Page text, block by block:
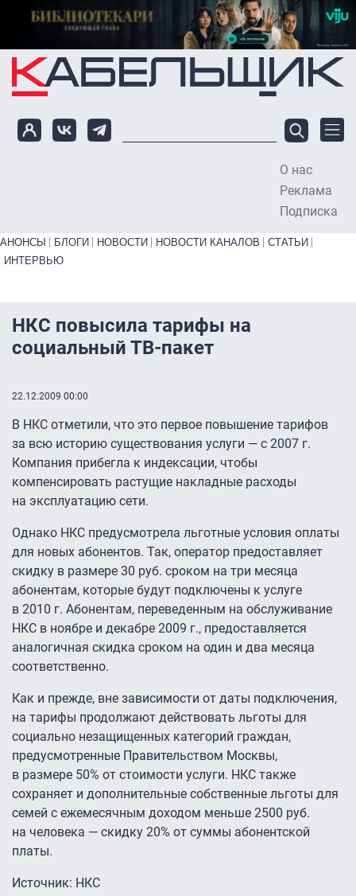
Перейти к основному содержанию
О нас
Реклама
Подписка
Primary links bottom
АНОНСЫ БЛОГИ НОВОСТИ НОВОСТИ КАНАЛОВ
СТАТЬИ
ИНТЕРВЬЮ
НКС повысила тарифы на
социальный ТВ-пакет
22.12.2009 00:00
В НКС отметили, что это первое повышение тарифов
за всю историю существования услуги — с 2007 г.
Компания прибегла к индексации, чтобы
компенсировать растущие накладные расходы
на эксплуатацию сети.
Однако НКС предусмотрела льготные условия оплаты
для новых абонентов. Так, оператор предоставляет
скидку в размере 30 руб. сроком на три месяца
абонентам, которые будут подключены к услуге
в 2010 г. Абонентам, переведенным на обслуживание
НКС в ноябре и декабре 2009 г., предоставляется
аналогичная скидка сроком на один и два месяца
соответственно.
Как и прежде, вне зависимости от даты подключения,
на тарифы продолжают действовать льготы для
социально незащищенных категорий граждан,
предусмотренные Правительством Москвы,
в размере 50% от стоимости услуги. НКС также
сохраняет и дополнительные собственные льготы для
семей с ежемесячным доходом меньше 2500 руб.
на человека — скидку 20% от суммы абонентской
платы.
Источник: НКС